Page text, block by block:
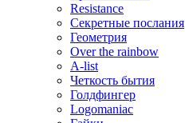
Resistance
Секретные послания
Геометрия
Over the rainbow
A-list
Четкость бытия
Голдфингер
Logomaniac